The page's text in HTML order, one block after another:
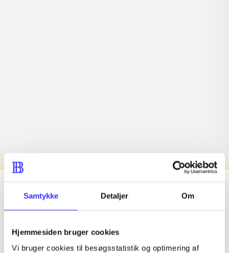
Samtykke Detaljer Om
Hjemmesiden bruger cookies
Vi bruger cookies til besøgsstatistik og optimering af
Nyhed
lorem ipsum dolor sit amet ...
lorem ipsum dolor sit amet ...